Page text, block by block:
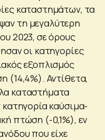
καταστημάτων, τα
τη μεγαλύτερη
2023, σε όρους
οι κατηγορίες
εξοπλισμός
(14,4%). Αντίθετα,
καταστήματα
καύσιμα-
πτώση (-0,1%), εν
που είχε